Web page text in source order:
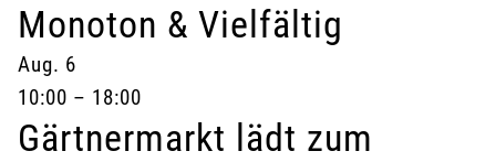
Monoton & Vielfältig
Aug. 6
10:00 – 18:00
Gärtnermarkt lädt zum